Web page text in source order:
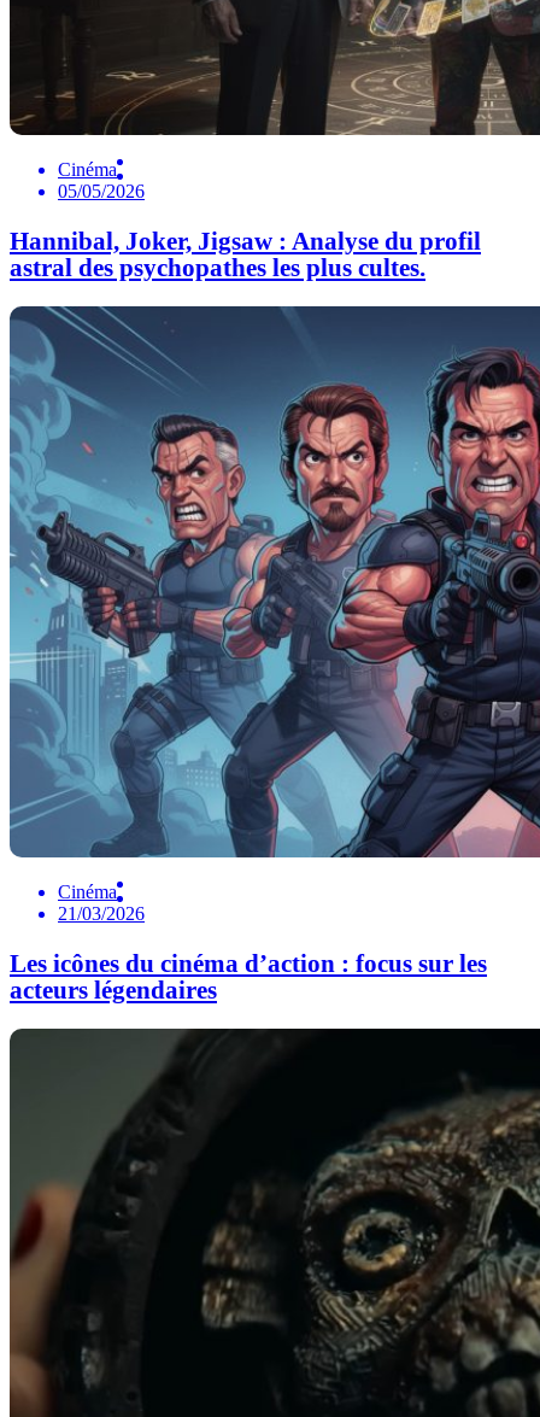
Cinéma
05/05/2026
Hannibal, Joker, Jigsaw : Analyse du profil
astral des psychopathes les plus cultes.
Cinéma
21/03/2026
Les icônes du cinéma d’action : focus sur les
acteurs légendaires